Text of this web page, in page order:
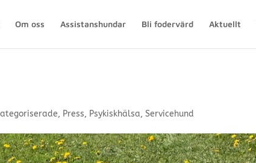
Om oss Assistanshundar Bli fodervärd Aktuellt
, Press, Psykiskhälsa,Servicehund